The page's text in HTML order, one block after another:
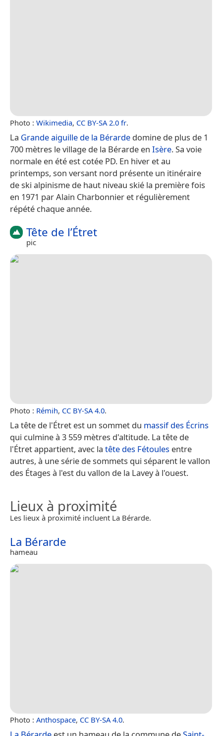
Photo : Wikimedia, CC BY-SA 2.0 fr.
La Grande aiguille de la Bérarde domine de plus de 1
700 mètres le village de la Bérarde en Isère. Sa voie
normale en été est cotée PD. En hiver et au
printemps, son versant nord présente un itinéraire
de ski alpinisme de haut niveau skié la première fois
en 1971 par Alain Charbonnier et régulièrement
répété chaque année.
Tête de l’Étret
pic
Photo : Rémih, CC BY-SA 4.0.
La tête de l'Étret est un sommet du massif des Écrins
qui culmine à 3 559 mètres d'altitude. La tête de
l'Étret appartient, avec la tête des Fétoules entre
autres, à une série de sommets qui séparent le vallon
des Étages à l'est du vallon de la Lavey à l'ouest.
Lieux à proximité
Les lieux à proximité incluent La Bérarde.
La Bérarde
hameau
Photo : Anthospace, CC BY-SA 4.0.